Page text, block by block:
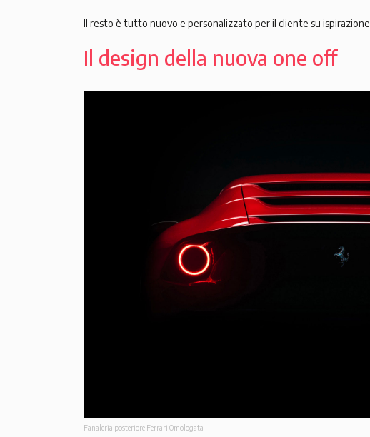
Il resto è tutto nuovo e personalizzato per il cliente su ispirazione
Il design della nuova one off
Fanaleria posteriore Ferrari Omologata